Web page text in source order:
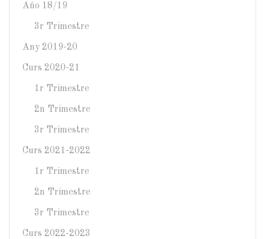
Año 18/19
3r Trimestre
Any 2019-20
Curs 2020-21
1r Trimestre
2n Trimestre
3r Trimestre
Curs 2021-2022
1r Trimestre
2n Trimestre
3r Trimestre
Curs 2022-2023